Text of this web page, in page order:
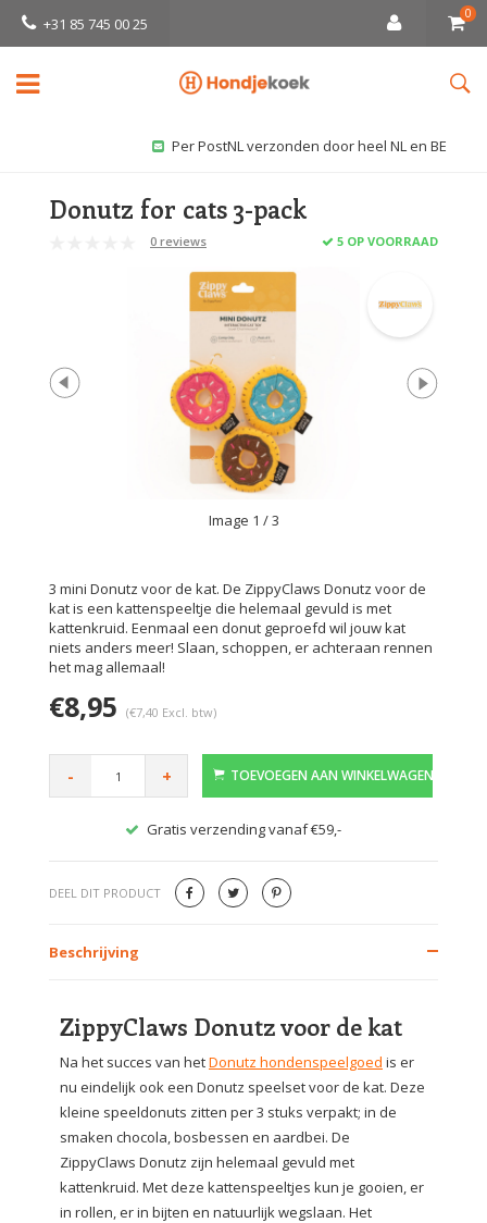
+31 85 745 00 25
0
Per PostNL verzonden door heel NL en BE
Donutz for cats 3-pack
0 reviews 5 OP VOORRAAD
Image 1 / 3
3 mini Donutz voor de kat. De ZippyClaws Donutz voor de
kat is een kattenspeeltje die helemaal gevuld is met
kattenkruid. Eenmaal een donut geproefd wil jouw kat
niets anders meer! Slaan, schoppen, er achteraan rennen
het mag allemaal!
€8,95 (€7,40 Excl. btw)
- + TOEVOEGEN AAN WINKELWAGEN
Gratis verzending vanaf €59,-
DEEL DIT PRODUCT
Beschrijving
ZippyClaws Donutz voor de kat
Na het succes van hetDonutz hondenspeelgoed is er
nu eindelijk ook een Donutz speelset voor de kat. Deze
kleine speeldonuts zitten per 3 stuks verpakt; in de
smaken chocola, bosbessen en aardbei. De
ZippyClaws Donutz zijn helemaal gevuld met
kattenkruid. Met deze kattenspeeltjes kun je gooien, er
in rollen, er in bijten en natuurlijk wegslaan. Het